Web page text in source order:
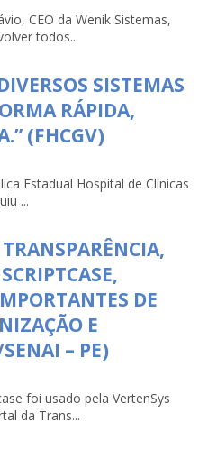
CEO da Wenik Sistemas,
todos...
SISTEMAS
RÁPIDA,
(FHCGV)
Estadual Hospital de Clínicas
...
DE
E
– PE)
foi usado pela VertenSys
da Trans...